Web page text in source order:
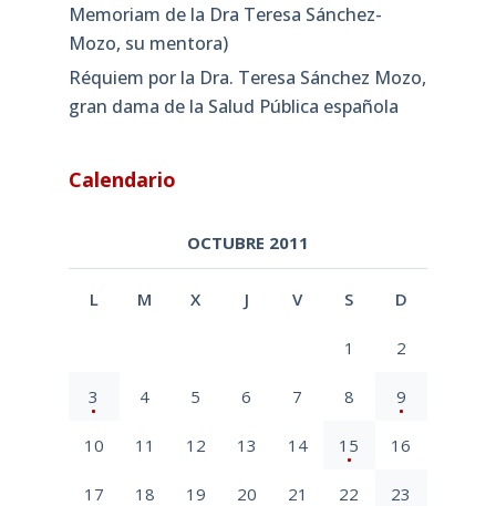
Memoriam de la Dra Teresa Sánchez-
Mozo, su mentora)
Réquiem por la Dra. Teresa Sánchez Mozo,
gran dama de la Salud Pública española
Calendario
OCTUBRE 2011
L M X J V S D
1 2
3 4 5 6 7 8 9
10 11 12 13 14 15 16
17 18 19 20 21 22 23